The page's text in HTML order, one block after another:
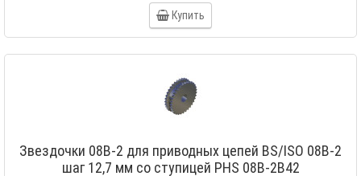
Купить
Звездочки 08B-2 для приводных цепей BS/ISO 08B-2
шаг 12,7 мм со ступицей PHS 08B-2B42